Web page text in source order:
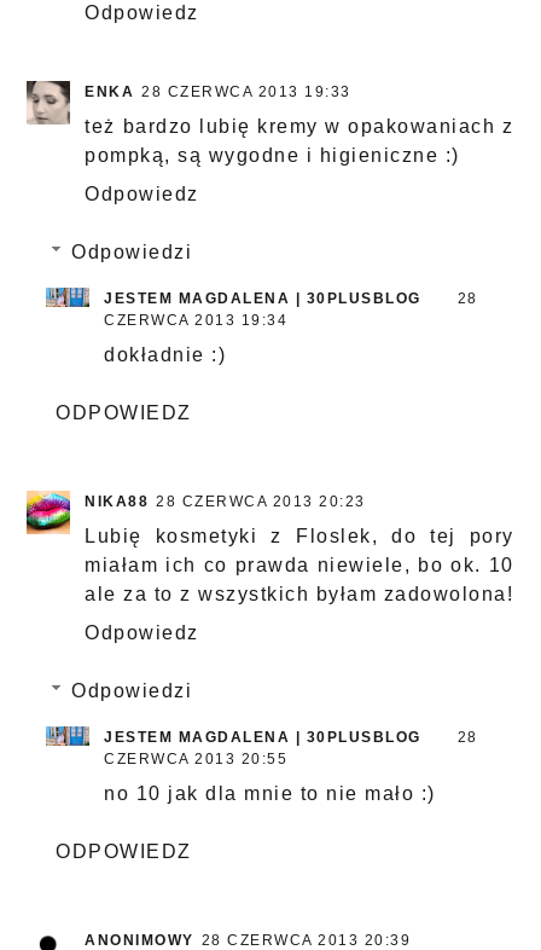
Odpowiedz
ENKA 28 CZERWCA 2013 19:33
też bardzo lubię kremy w opakowaniach z
pompką, są wygodne i higieniczne :)
Odpowiedz
Odpowiedzi
JESTEM MAGDALENA | 30PLUSBLOG
28
CZERWCA 2013 19:34
dokładnie :)
ODPOWIEDZ
NIKA88 28 CZERWCA 2013 20:23
Lubię kosmetyki z Floslek, do tej pory
miałam ich co prawda niewiele, bo ok. 10
ale za to z wszystkich byłam zadowolona!
Odpowiedz
Odpowiedzi
JESTEM MAGDALENA | 30PLUSBLOG
28
CZERWCA 2013 20:55
no 10 jak dla mnie to nie mało :)
ODPOWIEDZ
ANONIMOWY 28 CZERWCA 2013 20:39